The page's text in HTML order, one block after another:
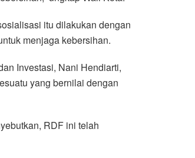
itu dilakukan dengan
menjaga kebersihan.
Investasi, Nani Hendiarti,
yang bernilai dengan
RDF ini telah